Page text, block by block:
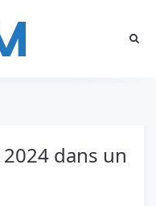
dans un